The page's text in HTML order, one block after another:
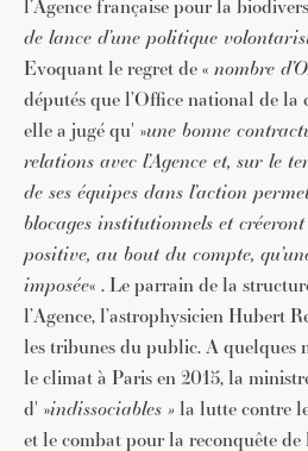
l’Agence française pour la
de lance d’une politique
Evoquant le regret de « nombre
députés que l’Office national de la
elle a jugé qu' »une bonne
relations avec l’Agence et, sur le
de ses équipes dans l’action
blocages institutionnels et
positive, au bout du compte,
imposée« . Le parrain de la
l’Agence, l’astrophysicien Hubert
les tribunes du public. A quelques
le climat à Paris en 2015, la
d' »indissociables » la lutte contre
et le combat pour la reconquête